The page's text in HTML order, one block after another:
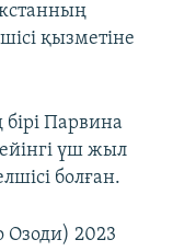
қызметіне
Парвина
үш жыл
болған.
Озоди) 2023